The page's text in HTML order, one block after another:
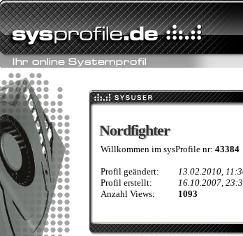
Nordfighter
Nordfighter
Willkommen im sysProfile nr: 43384
Profil geändert:
13.02.2010,
Profil erstellt:
16.10.2007,
Anzahl Views:
1093